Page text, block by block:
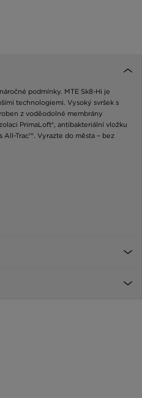
podmínky. MTE Sk8-Hi je
technologiemi. Vysoký svršek s
z voděodolné membrány
PrimaLoft®, antibakteriální vložku
All-Trac™. Vyrazte do města – bez